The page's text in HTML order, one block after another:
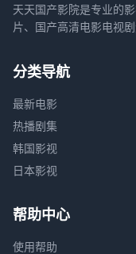
天天国产影院是专业的
片、国产高清电影电视
分类导航
最新电影
热播剧集
韩国影视
日本影视
帮助中心
使用帮助